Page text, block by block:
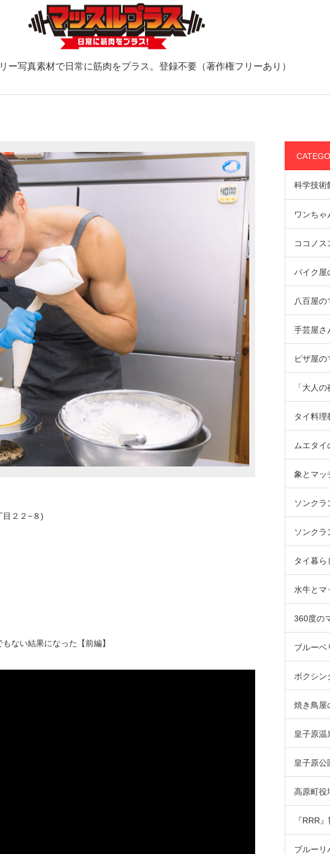
ー写真素材で日常に筋肉をプラス。登録不要（著作権フリーあり）
目２２−８)
ない結果になった【前編】
科学技術
ワンちゃ
ココノス
バイク屋
八百屋の
手芸屋さ
ピザ屋の
「大人
タイ料理
イ)
ムエタ
象とマッ
ソンク
ソンク
タイ暮ら
水牛とマ
360度の
ブルーベ
るよ)
ボクシン
焼き鳥屋
皇子原温
皇子原公
高原町役
『RRR
ブルーリ